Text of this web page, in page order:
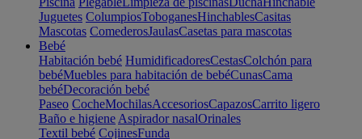
Juguetes ColumpiosToboganesHinchablesCasitas
Mascotas ComederosJaulasCasetas para mascotas
Bebé
Habitación bebé HumidificadoresCestasColchón para
bebéMuebles para habitación de bebéCunasCama
bebéDecoración bebé
Paseo CocheMochilasAccesoriosCapazosCarrito ligero
Baño e higiene Aspirador nasalOrinales
Textil bebé CojinesFunda